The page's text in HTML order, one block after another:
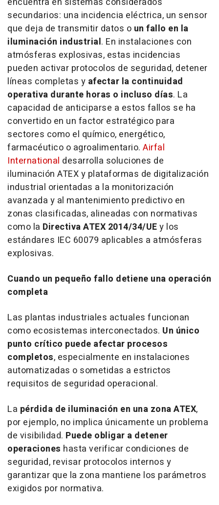
secundarios: una incidencia eléctrica, un sensor
que deja de transmitir datos o un fallo en la
iluminación industrial. En instalaciones con
atmósferas explosivas, estas incidencias
pueden activar protocolos de seguridad, detener
líneas completas y afectar la continuidad
operativa durante horas o incluso días. La
capacidad de anticiparse a estos fallos se ha
convertido en un factor estratégico para
sectores como el químico, energético,
farmacéutico o agroalimentario. Airfal
International desarrolla soluciones de
iluminación ATEX y plataformas de digitalización
industrial orientadas a la monitorización
avanzada y al mantenimiento predictivo en
zonas clasificadas, alineadas con normativas
como la Directiva ATEX 2014/34/UEy los
estándares IEC 60079 aplicables a atmósferas
explosivas.
Cuando un pequeño fallo detiene una operación
completa
Las plantas industriales actuales funcionan
como ecosistemas interconectados. Un único
punto crítico puede afectar procesos
completos, especialmente en instalaciones
automatizadas o sometidas a estrictos
requisitos de seguridad operacional.
La pérdida de iluminación en una zona ATEX,
por ejemplo, no implica únicamente un problema
de visibilidad. Puede obligar a detener
operaciones hasta verificar condiciones de
seguridad, revisar protocolos internos y
garantizar que la zona mantiene los parámetros
exigidos por normativa.